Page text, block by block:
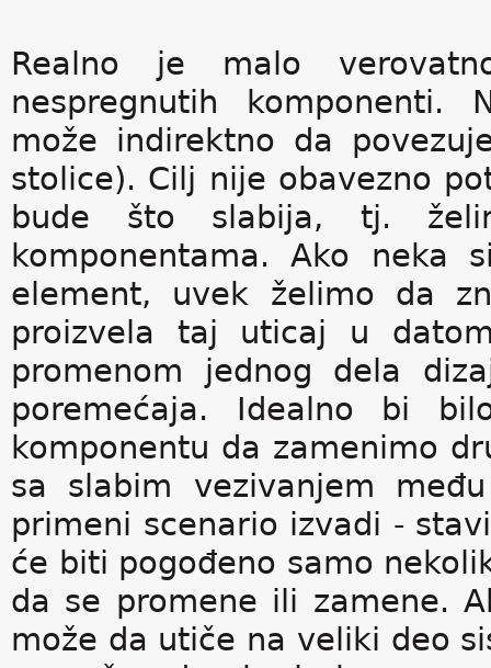
Realno je malo
nespregnutih komponenti.
može indirektno da
stolice). Cilj nije obavezno
bude što slabija, tj.
komponentama. Ako neka
element, uvek želimo da
proizvela taj uticaj u
promenom jednog dela
poremećaja. Idealno bi
komponentu da zamenimo
sa slabim vezivanjem
primeni scenario izvadi -
će biti pogođeno samo
da se promene ili zamene.
može da utiče na veliki deo